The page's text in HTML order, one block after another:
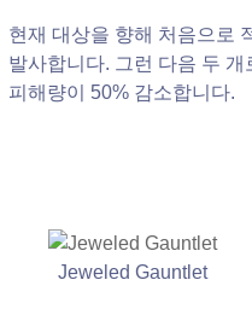
현재 대상을 향해 처음으로
발사합니다. 그런 다음 두
피해량이 50% 감소합니다.
Jeweled Gauntlet